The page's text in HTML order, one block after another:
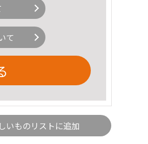
て
いものリストに追加